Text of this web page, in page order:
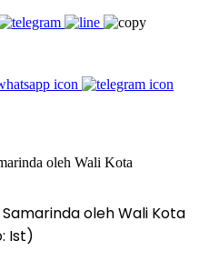
oleh Wali Kota
Ist)